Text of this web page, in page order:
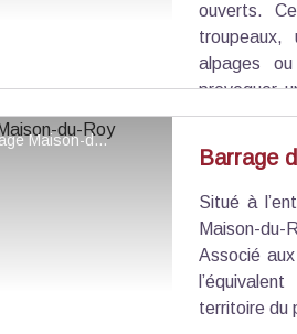
Voir l'image en plein écran
ouverts.
troupeaux,
alpages
provoquer
d'espèces rares. Les
d’où l’importance du travail
Barrage Maison-du-Roy - ©PNRQ
et histoire Barrage
Situé à
Maison-
Associé
territoire du